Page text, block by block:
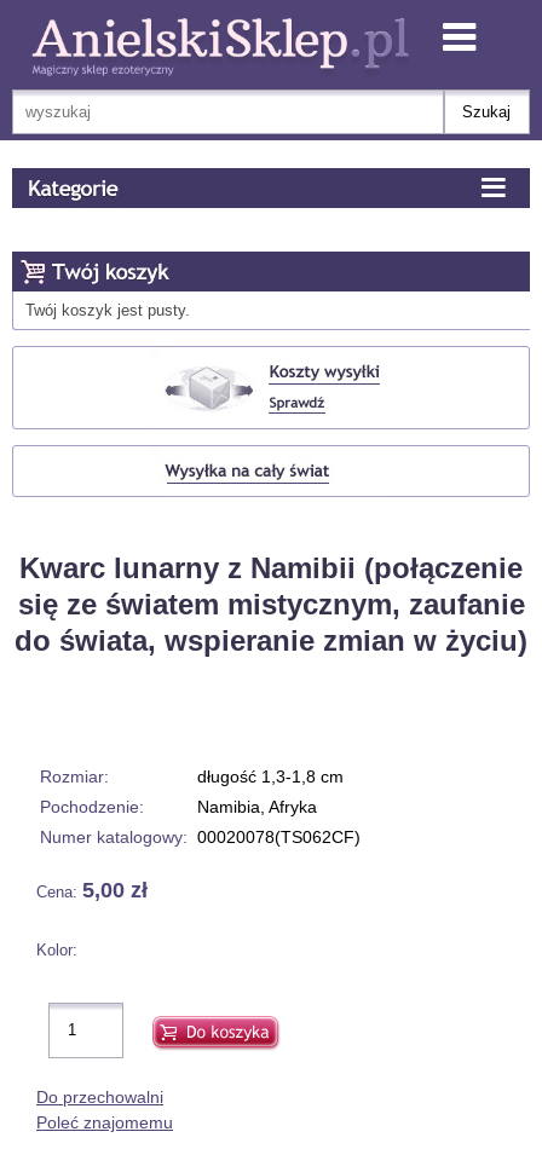
Twój koszyk jest pusty.
Kwarc lunarny z Namibii (połączenie
się ze światem mistycznym, zaufanie
do świata, wspieranie zmian w życiu)
Rozmiar:
długość 1,3-1,8 cm
Pochodzenie:
Namibia, Afryka
Numer katalogowy: 00020078(TS062CF)
Cena: 5,00 zł
Kolor:
Do przechowalni
Poleć znajomemu